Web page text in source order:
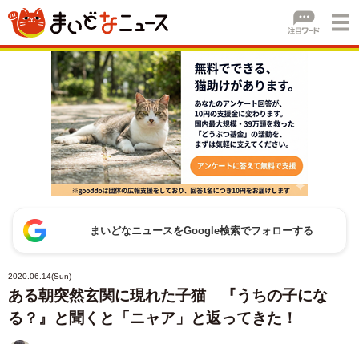
まいどなニュースをGoogle検索でフォローする
2020.06.14(Sun)
ある朝突然玄関に現れた子猫 『うちの子にな
る？』と聞くと「ニャア」と返ってきた！